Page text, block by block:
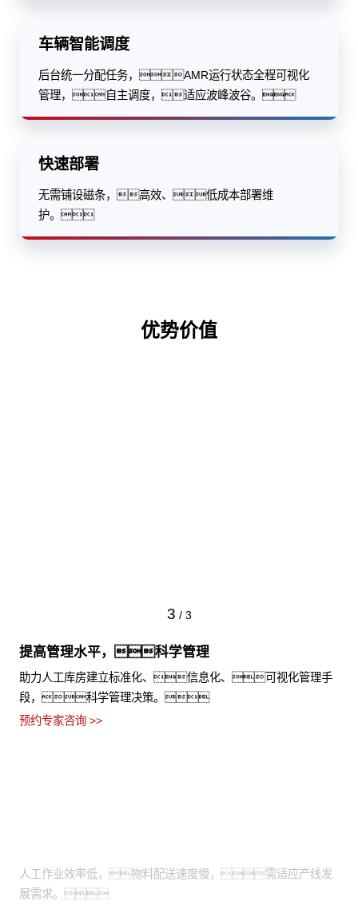
车辆智能调度
后台统一分配任务，AMR运行状态全程可视化
管理，自主调度，适应波峰波谷。
快速部署
无需铺设磁条，高效、低成本部署维
护。
优势价值
3 / 3
提高管理水平，科学管理
助力人工库房建立标准化、信息化、可视化管理手
段，科学管理决策。
预约专家咨询 >>
人工作业效率低，物料配送速度慢，需适应产线发
展需求。